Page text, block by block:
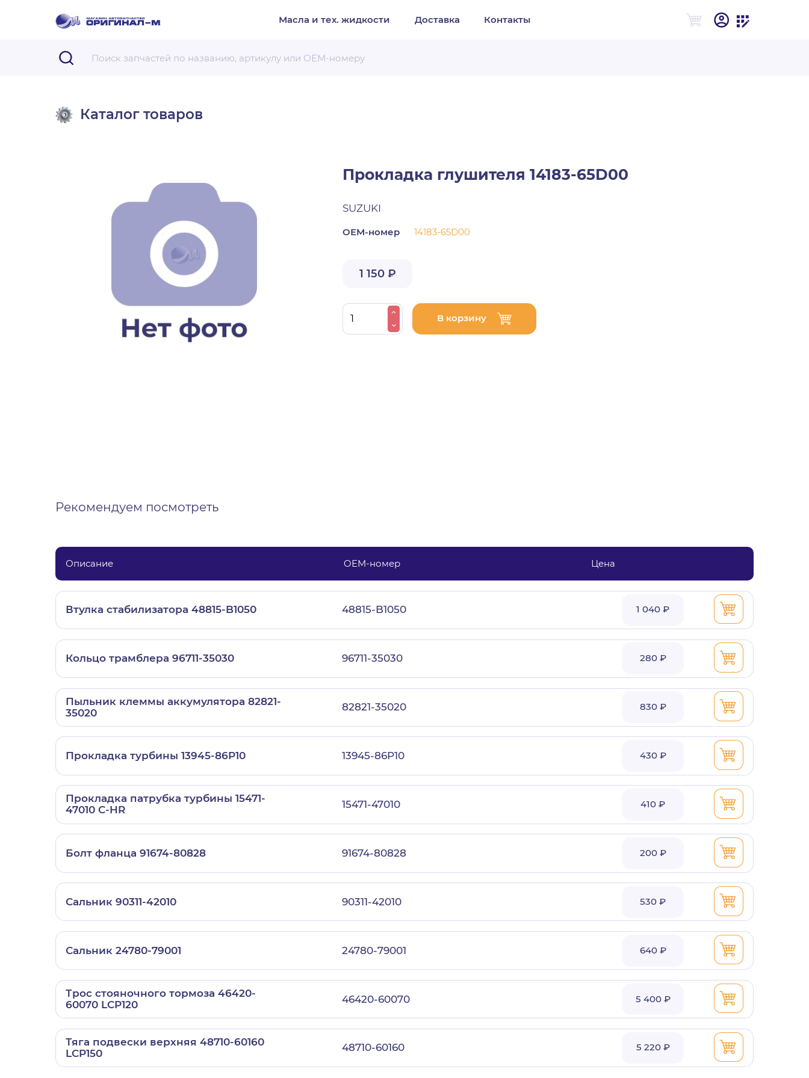
Масла и тех. жидкости Доставка Контакты
Каталог товаров
Прокладка глушителя 14183-65D00
SUZUKI
ОЕМ-номер 14183-65D00
1 150 ₽
В корзину
Рекомендуем посмотреть
Описание OEM-номер Цена
Втулка стабилизатора 48815-B1050 48815-B1050 1 040 ₽
Кольцо трамблера 96711-35030 96711-35030 280 ₽
Пыльник клеммы аккумулятора 82821-
35020
82821-35020 830 ₽
Прокладка турбины 13945-86P10 13945-86P10 430 ₽
Прокладка патрубка турбины 15471-
47010 C-HR
15471-47010 410 ₽
Болт фланца 91674-80828 91674-80828 200 ₽
Сальник 90311-42010 90311-42010 530 ₽
Сальник 24780-79001 24780-79001 640 ₽
Трос стояночного тормоза 46420-
60070 LCP120
46420-60070 5 400 ₽
Тяга подвески верхняя 48710-60160
LCP150
48710-60160 5 220 ₽